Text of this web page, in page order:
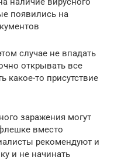
появились на
случае не впадать
открывать все
какое-то присутствие
заражения могут
вместо
рекомендуют и
и не начинать